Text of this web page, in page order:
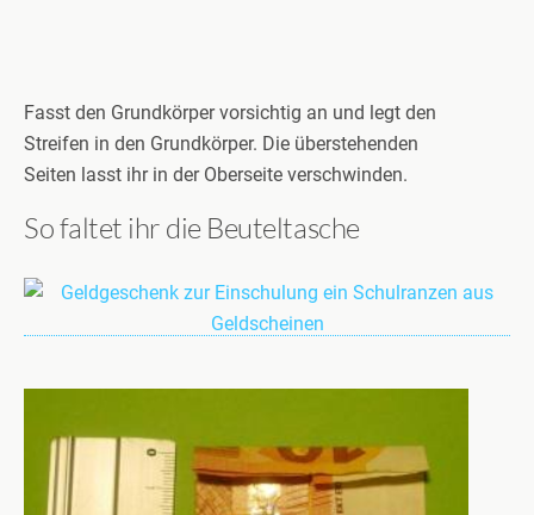
Fasst den Grundkörper vorsichtig an und legt den
Streifen in den Grundkörper. Die überstehenden
Seiten lasst ihr in der Oberseite verschwinden.
So faltet ihr die Beuteltasche